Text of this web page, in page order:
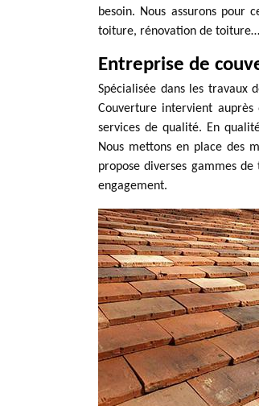
besoin. Nous assurons
toiture, rénovation de toiture…
Entreprise de
Spécialisée dans les travaux
Couverture intervient
services de qualité. En
Nous mettons en place des
propose diverses gammes
engagement.